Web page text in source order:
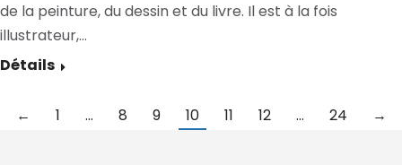
de la peinture, du dessin et du livre. Il est à la fois
illustrateur,…
Détails
← 1 … 8 9 10 11 12 … 24 →